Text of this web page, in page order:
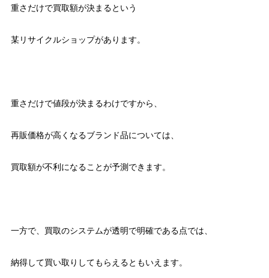
重さだけで買取額が決まるという
某リサイクルショップがあります。
重さだけで値段が決まるわけですから、
再販価格が高くなるブランド品については、
買取額が不利になることが予測できます。
一方で、買取のシステムが透明で明確である点では、
納得して買い取りしてもらえるともいえます。